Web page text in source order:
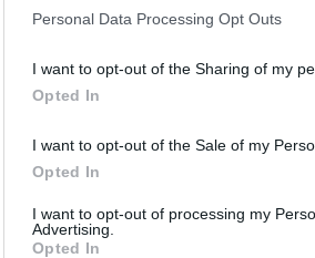
Personal Data Processing Opt Outs
I want to opt-out of the Sharing of my
Opted In
I want to opt-out of the Sale of my
Opted In
I want to opt-out of processing my
Advertising.
Opted In